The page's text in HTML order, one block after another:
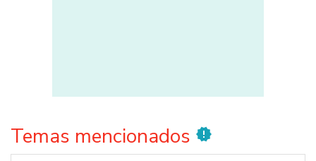
Temas mencionados new_releases